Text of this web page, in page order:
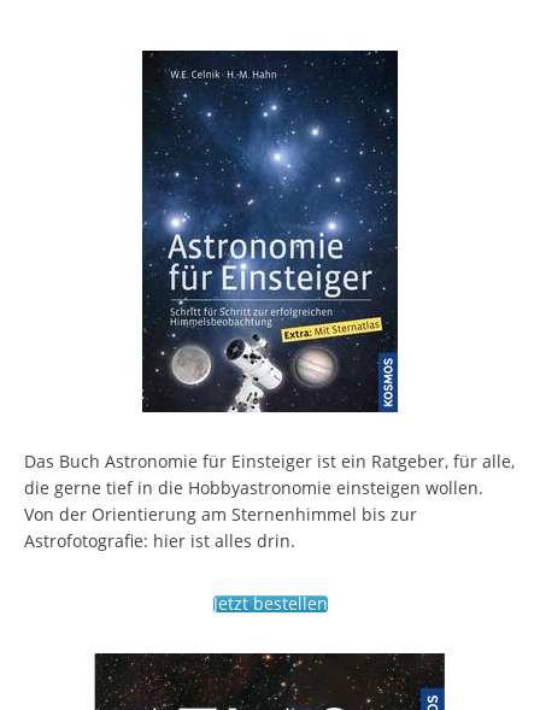
Das Buch Astronomie für Einsteiger ist ein Ratgeber, für alle,
die gerne tief in die Hobbyastronomie einsteigen wollen.
Von der Orientierung am Sternenhimmel bis zur
Astrofotografie: hier ist alles drin.
Jetzt bestellen